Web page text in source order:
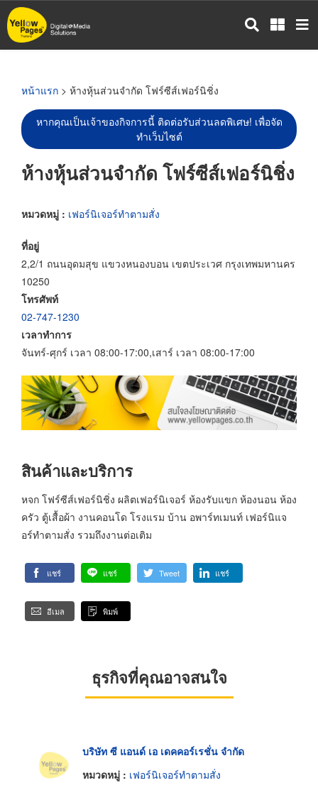
ข้าม
ไป
หน้าแรก > ห้างหุ้นส่วนจำกัด โฟร์ซีส์เฟอร์นิชิ่ง
หากคุณเป็นเจ้าของกิจการนี้ ติดต่อรับส่วนลดพิเศษ! เพื่อจัด
ทำเว็บไซต์
ห้างหุ้นส่วนจำกัด โฟร์ซีส์เฟอร์นิชิ่ง
หมวดหมู่ : เฟอร์นิเจอร์ทำตามสั่ง
ที่อยู่
2,2/1 ถนนอุดมสุข แขวงหนองบอน เขตประเวศ กรุงเทพมหานคร
10250
โทรศัพท์
02-747-1230
เวลาทำการ
จันทร์-ศุกร์ เวลา 08:00-17:00,เสาร์ เวลา 08:00-17:00
สินค้าและบริการ
หจก โฟร์ซีส์เฟอร์นิชิ่ง ผลิตเฟอร์นิเจอร์ ห้องรับแขก ห้องนอน ห้อง
ครัว ตู้เสื้อผ้า งานคอนโด โรงแรม บ้าน อพาร์ทเมนท์ เฟอร์นิแจ
อร์ทำตามสั่ง รวมถึงงานต่อเติม
แชร์ แชร์ Tweet แชร์
อีเมล พิมพ์
ธุรกิจที่คุณอาจสนใจ
บริษัท ซี แอนด์ เอ เดคคอร์เรชั่น จำกัด
หมวดหมู่ : เฟอร์นิเจอร์ทำตามสั่ง